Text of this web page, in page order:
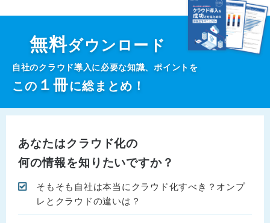
無料ダウンロード
自社のクラウド導入に必要な知識、ポイントを
この １冊に総まとめ！
あなたはクラウド化の
何の情報を知りたいですか？
そもそも自社は本当にクラウド化すべき？オンプ
レとクラウドの違いは？